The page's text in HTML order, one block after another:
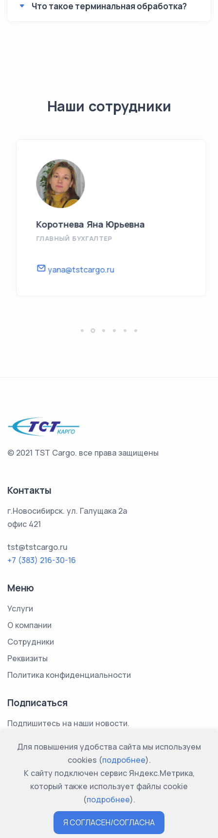
Что такое терминальная обработка?
Наши сотрудники
Коротнева Яна Юрьевна
ГЛАВНЫЙ БУХГАЛТЕР
yana@tstcargo.ru
© 2021 TST Cargo. все права защищены
Контакты
г.Новосибирск. ул. Галущака 2а
офис 421
tst@tstcargo.ru
+7 (383) 216-30-16
Меню
Услуги
О компании
Сотрудники
Реквизиты
Политика конфиденциальности
Подписаться
Подпишитесь на наши новости.
Ваш email
Я согласен сполитикой конфиденциальности
Для повышения удобства сайта мы используем
cookies (подробнее).
К сайту подключен сервис Яндекс.Метрика,
который также использует файлы cookie
(подробнее).
Я СОГЛАСЕН/СОГЛАСНА